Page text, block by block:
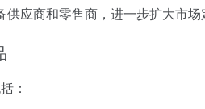
应商和零售商，进一步扩大市场
：